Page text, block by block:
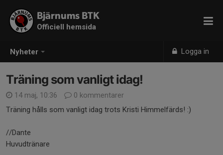
Nyheter Logga in
Bjärnums BTK
Officiell hemsida
Träning som vanligt idag!
14 maj, 10:36
0 kommentarer
Träning hålls som vanligt idag trots Kristi Himmelfärds! :)
//Dante
Huvudtränare